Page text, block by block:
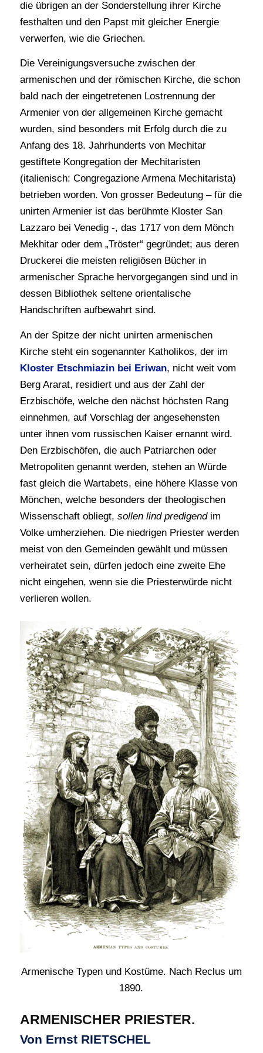
die übrigen an der Sonderstellung ihrer Kirche
festhalten und den Papst mit gleicher Energie
verwerfen, wie die Griechen.
Die Vereinigungsversuche zwischen der
armenischen und der römischen Kirche, die schon
bald nach der eingetretenen Lostrennung der
Armenier von der allgemeinen Kirche gemacht
wurden, sind besonders mit Erfolg durch die zu
Anfang des 18. Jahrhunderts von Mechitar
gestiftete Kongregation der Mechitaristen
(italienisch: Congregazione Armena Mechitarista)
betrieben worden. Von grosser Bedeutung – für die
unirten Armenier ist das berühmte Kloster San
Lazzaro bei Venedig -, das 1717 von dem Mönch
Mekhitar oder dem „Tröster“ gegründet; aus deren
Druckerei die meisten religiösen Bücher in
armenischer Sprache hervorgegangen sind und in
dessen Bibliothek seltene orientalische
Handschriften aufbewahrt sind.
An der Spitze der nicht unirten armenischen
Kirche steht ein sogenannter Katholikos, der im
Kloster Etschmiazin bei Eriwan, nicht weit vom
Berg Ararat, residiert und aus der Zahl der
Erzbischöfe, welche den nächst höchsten Rang
einnehmen, auf Vorschlag der angesehensten
unter ihnen vom russischen Kaiser ernannt wird.
Den Erzbischöfen, die auch Patriarchen oder
Metropoliten genannt werden, stehen an Würde
fast gleich die Wartabets, eine höhere Klasse von
Mönchen, welche besonders der theologischen
Wissenschaft obliegt, sollen lind predigendim
Volke umherziehen. Die niedrigen Priester werden
meist von den Gemeinden gewählt und müssen
verheiratet sein, dürfen jedoch eine zweite Ehe
nicht eingehen, wenn sie die Priesterwürde nicht
verlieren wollen.
Armenische Typen und Kostüme. Nach Reclus um
1890.
ARMENISCHER PRIESTER.
Von Ernst RIETSCHEL